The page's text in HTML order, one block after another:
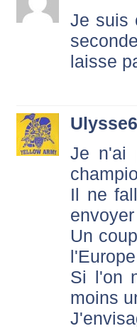
Je suis
laisse
Je n'ai
Il ne
Un
Si l'on
moins